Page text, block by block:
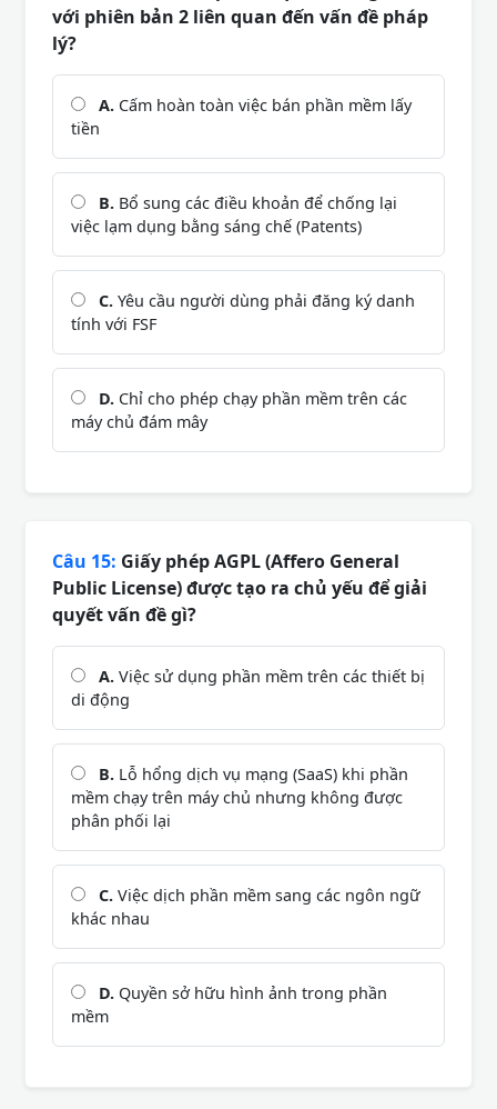
với phiên bản 2 liên quan đến vấn đề pháp
lý?
A. Cấm hoàn toàn việc bán phần mềm lấy
tiền
B. Bổ sung các điều khoản để chống lại
việc lạm dụng bằng sáng chế (Patents)
C. Yêu cầu người dùng phải đăng ký danh
tính với FSF
D. Chỉ cho phép chạy phần mềm trên các
máy chủ đám mây
Câu 15: Giấy phép AGPL (Affero General
Public License) được tạo ra chủ yếu để giải
quyết vấn đề gì?
A. Việc sử dụng phần mềm trên các thiết bị
di động
B. Lỗ hổng dịch vụ mạng (SaaS) khi phần
mềm chạy trên máy chủ nhưng không được
phân phối lại
C. Việc dịch phần mềm sang các ngôn ngữ
khác nhau
D. Quyền sở hữu hình ảnh trong phần
mềm